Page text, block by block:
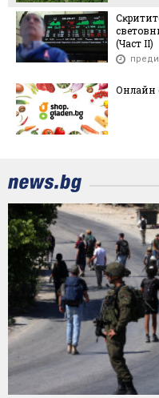
(Чacт ІI)
Онлайн